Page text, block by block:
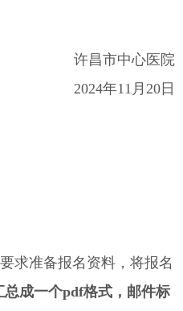
许昌市中心医院
2024年11月20日
求准备报名资料，将报名
总成一个pdf格式，邮件标